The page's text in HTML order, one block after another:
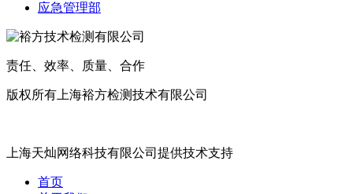
应急管理部
责任、效率、质量、合作
版权所有上海裕方检测技术有限公司
上海天灿网络科技有限公司提供技术支持
首页